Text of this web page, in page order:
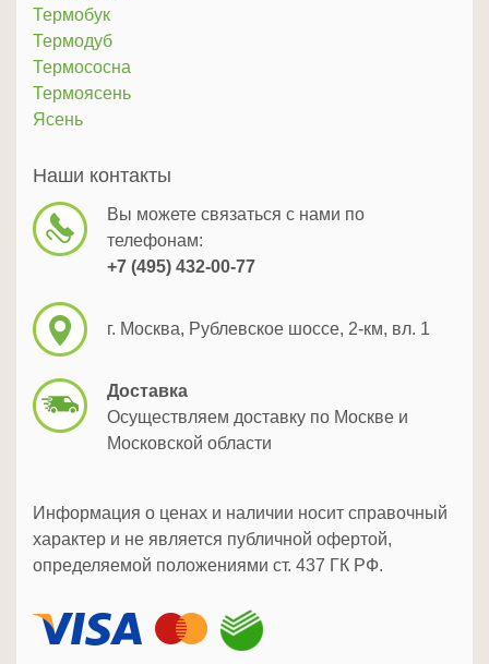
Термобук
Термодуб
Термососна
Термоясень
Ясень
Наши контакты
Вы можете связаться с нами по
телефонам:
+7 (495) 432-00-77
г. Москва, Рублевское шоссе, 2-км, вл. 1
Доставка
Осуществляем доставку по Москве и
Московской области
Информация о ценах и наличии носит справочный
характер и не является публичной офертой,
определяемой положениями ст. 437 ГК РФ.